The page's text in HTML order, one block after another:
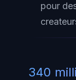
pour
340